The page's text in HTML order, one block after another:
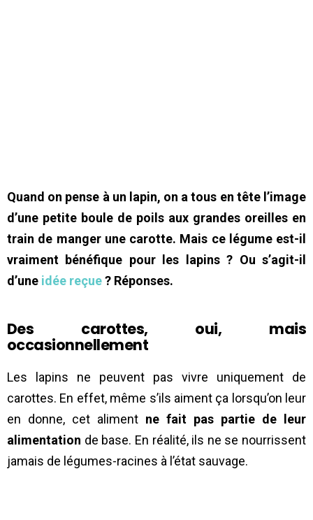
Quand on pense à un lapin, on a tous en tête l’image
d’une petite boule de poils aux grandes oreilles en
train de manger une carotte. Mais ce légume est-il
vraiment bénéfique pour les lapins ? Ou s’agit-il
d’une idée reçue? Réponses.
Des carottes, oui, mais
occasionnellement
Les lapins ne peuvent pas vivre uniquement de
carottes. En effet, même s’ils aiment ça lorsqu’on leur
en donne, cet aliment ne fait pas partie de leur
alimentation de base. En réalité, ils ne se nourrissent
jamais de légumes-racines à l’état sauvage.